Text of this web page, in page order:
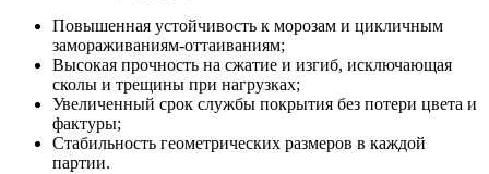
Повышенная устойчивость к морозам и цикличным
замораживаниям-оттаиваниям;
Высокая прочность на сжатие и изгиб, исключающая
сколы и трещины при нагрузках;
Увеличенный срок службы покрытия без потери цвета и
фактуры;
Стабильность геометрических размеров в каждой
партии.